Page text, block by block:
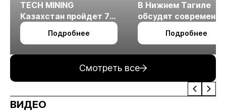
TECH MINING
Казахстан пройдет 7
октября в Алматы
Подробнее
В Нижнем Тагиле
обсудят
технологии
измельчения
Подробнее
Смотреть все
ВИДЕО